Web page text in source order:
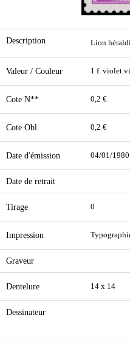
Description Lion
Valeur / Couleur 1 f. violet
Cote N** 0,2 €
Cote Obl. 0,2 €
Date d'émission 04/01/1980
Date de retrait
Tirage 0
Impression
Graveur
Dentelure 14 x 14
Dessinateur